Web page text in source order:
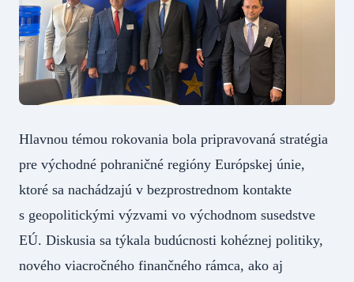
Hlavnou témou rokovania bola pripravovaná stratégia
pre východné pohraničné regióny Európskej únie,
ktoré sa nachádzajú v bezprostrednom kontakte
s geopolitickými výzvami vo východnom susedstve
EÚ. Diskusia sa týkala budúcnosti kohéznej politiky,
nového viacročného finančného rámca, ako aj